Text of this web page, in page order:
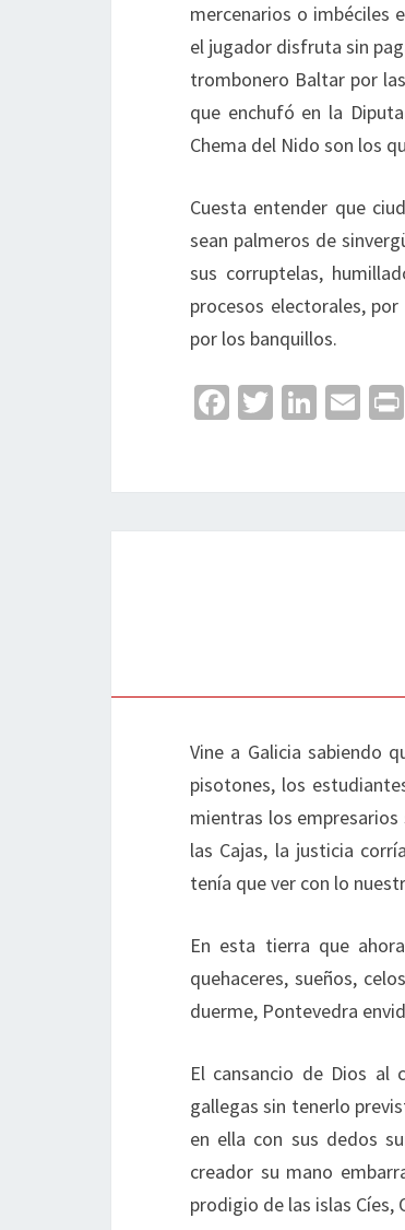
mercenarios o imbéciles
el jugador disfruta sin
trombonero Baltar por
que enchufó en la
Chema del Nido son los
Cuesta entender que
sean palmeros de
sus corruptelas,
procesos electorales,
por los banquillos.
Fa
o
T
Li
n
E
Vine a Galicia sabiendo
pisotones, los
mientras los empresarios
las Cajas, la justicia
tenía que ver con lo
En esta tierra que
quehaceres, sueños,
duerme, Pontevedra
El cansancio de Dios al
gallegas sin tenerlo
en ella con sus dedos
creador su mano
prodigio de las islas Cíes,